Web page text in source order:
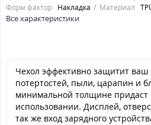
Форм фактор Накладка Материал
Все характеристики
Чехол эффективно защитит ваш
потертостей, пыли, царапин и
минимальной толщине придаст
использовании. Дисплей,
так же вход зарядного